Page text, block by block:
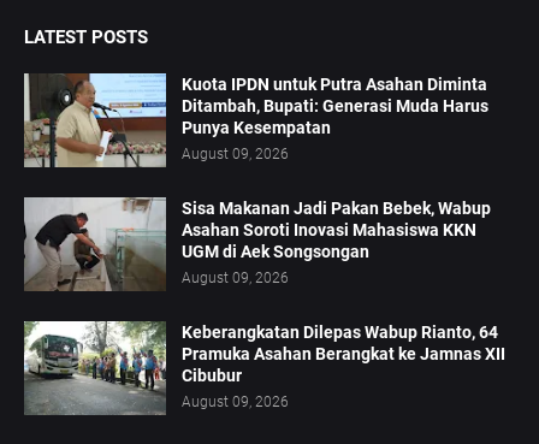
LATEST POSTS
Kuota IPDN untuk Putra Asahan Diminta
Ditambah, Bupati: Generasi Muda Harus
Punya Kesempatan
August 09, 2026
Sisa Makanan Jadi Pakan Bebek, Wabup
Asahan Soroti Inovasi Mahasiswa KKN
UGM di Aek Songsongan
August 09, 2026
Keberangkatan Dilepas Wabup Rianto, 64
Pramuka Asahan Berangkat ke Jamnas XII
Cibubur
August 09, 2026